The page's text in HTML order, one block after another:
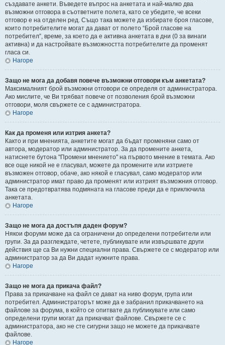
създавате анкети. Въведете въпрос на анкетата и най-малко два
възможни отговора в съответните полета, като се убедите, че всеки
отговор е на отделен ред. Също така можете да избирате броя гласове,
които потребителите могат да дават от полето “Брой гласове на
потребител”, време, за което да е активна анкетата в дни (0 за винаги
активна) и да настройвате възможността потребителите да променят
гласа си.
Нагоре
Защо не мога да добавя повече възможни отговори към анкетата?
Максималният брой възможни отговори се определя от администратора.
Ако мислите, че Ви трябват повече от позволения брой възможни
отговори, моля свържете се с администратора.
Нагоре
Как да променя или изтрия анкета?
Както и при мненията, анкетите могат да бъдат променяни само от
автора, модератор или администратор. За да промените анкета,
натиснете бутона "Промени мнението" на първото мнение в темата. Ако
все още никой не е гласувал, можете да промените или изтриете
възможен отговор, обаче, ако някой е гласувал, само модератор или
администратор имат право да променят или изтрият възможния отговор.
Така се предотвратява подмяната на гласове преди да е приключила
анкетата.
Нагоре
Защо не мога да достъпя даден форум?
Някои форуми може да са ограничени до определени потребители или
групи. За да разглеждате, четете, публикувате или извършвате други
действия ще са Ви нужни специални права. Свържете се с модератор или
администратор за да Ви дадат нужните права.
Нагоре
Защо не мога да прикача файл?
Права за прикачване на файл се дават на ниво форум, група или
потребител. Администраторът може да е забранил прикачването на
файлове за форума, в който се опитвате да публикувате или само
определени групи могат да прикачват файлове. Свържете се с
администратора, ако не сте сигурни защо не можете да прикачвате
файлове.
Нагоре